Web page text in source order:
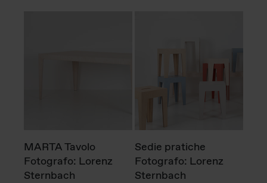
MARTA Tavolo
Fotografo: Lorenz
Sternbach
Sedie pratiche
Fotografo: Lorenz
Sternbach